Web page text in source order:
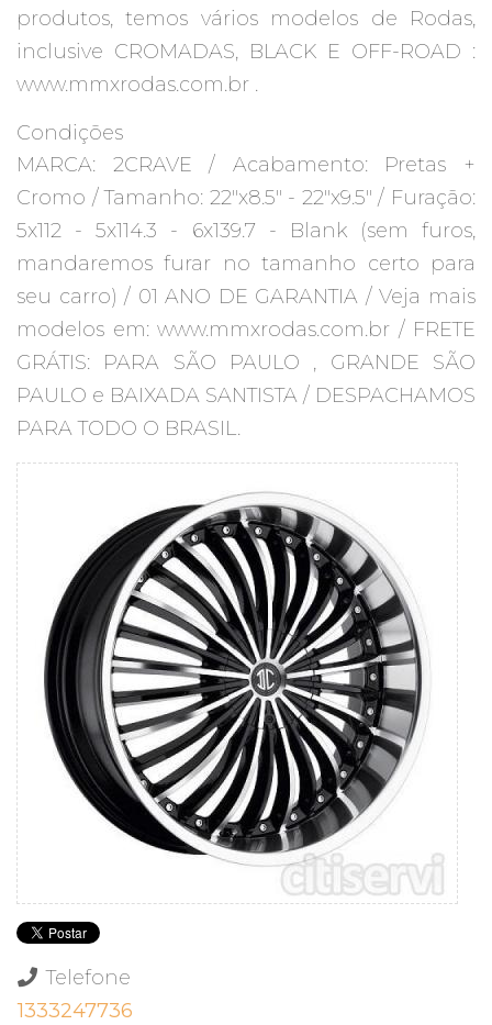
produtos, temos vários modelos de Rodas,
inclusive CROMADAS, BLACK E OFF-ROAD :
www.mmxrodas.com.br .
Condições
MARCA: 2CRAVE / Acabamento: Pretas +
Cromo / Tamanho: 22"x8.5" - 22"x9.5" / Furação:
5x112 - 5x114.3 - 6x139.7 - Blank (sem furos,
mandaremos furar no tamanho certo para
seu carro) / 01 ANO DE GARANTIA / Veja mais
modelos em: www.mmxrodas.com.br / FRETE
GRÁTIS: PARA SÃO PAULO , GRANDE SÃO
PAULO e BAIXADA SANTISTA / DESPACHAMOS
PARA TODO O BRASIL.
Telefone
1333247736